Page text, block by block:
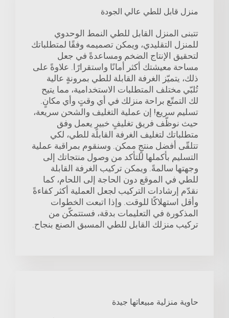
منزل قابل للطي عالي الجودة
تتبنى المنزل القابل للطي النمط الوحدوي
للمنزل التقليدي، ويمكن تصميمه وفقًا لمتطلباتك
لتحقيق الإنتاج الضخم ومساعدةً في جعل
مساحة معيشتك أكثر أمانًا واستقرارًا. علاوةً على
ذلك، يتميّز الغرفة القابلة للطي بمرونةٍ عالية
تُلبّي مختلف المتطلبات الاستخدامية، مما يتيح
لك التمتّع براحة منزلك في أي وقتٍ وأي مكانٍ.
تسليم سريع! إن عملية التغليف والشحن سريعة،
حيث نوظّف فريق تغليفٍ خبيرٍ يعمل وفق
متطلباتك لتغليف الغرفة القابلة للطي، لكي
تتلقّى أفضل منتجٍ ممكن. وسنقوم بمراقبة عملية
التسليم بأكملها للتأكد من وصول منتجاتك إلى
وجهتها سالمةً. ويمكن تركيب الغرفة القابلة
للطي في الموقع دون الحاجة إلى اللحام، كما
نقدّم إرشادات التركيب لجعل العملية أكثر كفاءةً
وأقل استهلاكًا للوقت. وإذا اتبعت الخطوات
المذكورة في التعليمات بدقة، فستتمكّن من
تركيب منزلك القابل للطي المسبق الصنع بنجاح.
حاوية منزلية مبيعاتها جيدة